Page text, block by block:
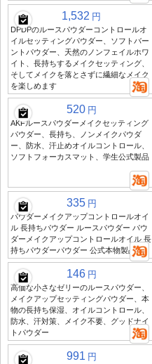
1,532 円
DPDPのルースパウダーコントロールオ
イルセッティングパウダー、ソフトバー
ントパウダー、天然のノンフェイルホワ
イト、長持ちするメイクセッティング、
そしてメイクを落とさずに繊細なメイク
を楽しめます
520 円
AKFルースパウダーメイクセッティング
パウダー、長持ち、ノンメイクパウダ
ー、防水、汗止めオイルコントロール、
ソフトフォーカスマット、学生公式製品
335 円
パウダーメイクアップコントロールオイ
ル 長持ちパウダー ルースパウダー パウ
ダーメイクアップコントロールオイル 長
持ちパウダーパウダー 公式本物製品
146 円
高価な小さなゼリーのルースパウダー、
メイクアップセッティングパウダー、本
物の長持ち保湿、オイルコントロール、
防水、汗対策、メイク不要、グッドナイ
トパウダー
991 円